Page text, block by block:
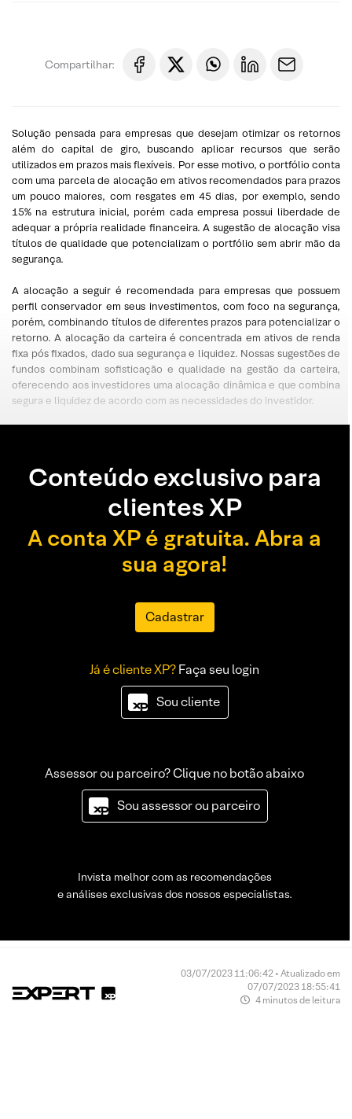
Compartilhar:
Solução pensada para empresas que desejam otimizar os retornos
além do capital de giro, buscando aplicar recursos que serão
utilizados em prazos mais flexíveis. Por esse motivo, o portfólio conta
com uma parcela de alocação em ativos recomendados para prazos
um pouco maiores, com resgates em 45 dias, por exemplo, sendo
15% na estrutura inicial, porém cada empresa possui liberdade de
adequar a própria realidade financeira. A sugestão de alocação visa
títulos de qualidade que potencializam o portfólio sem abrir mão da
segurança.
A alocação a seguir é recomendada para empresas que possuem
perfil conservador em seus investimentos, com foco na segurança,
porém, combinando títulos de diferentes prazos para potencializar o
retorno. A alocação da carteira é concentrada em ativos de renda
fixa pós fixados, dado sua segurança e liquidez. Nossas sugestões de
fundos combinam sofisticação e qualidade na gestão da carteira,
oferecendo aos investidores uma alocação dinâmica e que combina
segura e liquidez de acordo com as necessidades do investidor.
Conteúdo exclusivo para
clientes XP
A conta XP é gratuita. Abra a
sua agora!
Cadastrar
Já é cliente XP?Faça seu login
Sou cliente
Assessor ou parceiro? Clique no botão abaixo
Sou assessor ou parceiro
Invista melhor com as recomendações
e análises exclusivas dos nossos especialistas.
03/07/2023 11:06:42 • Atualizado em
07/07/2023 18:55:41
4 minutos de leitura